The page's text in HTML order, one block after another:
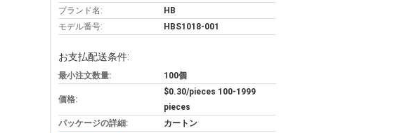
ブランド名:
HB
モデル番号:
HBS1018-001
お支払配送条件:
最小注文数量: 100個
価格:
$0.30/pieces 100-1999
pieces
パッケージの詳細:
カートン